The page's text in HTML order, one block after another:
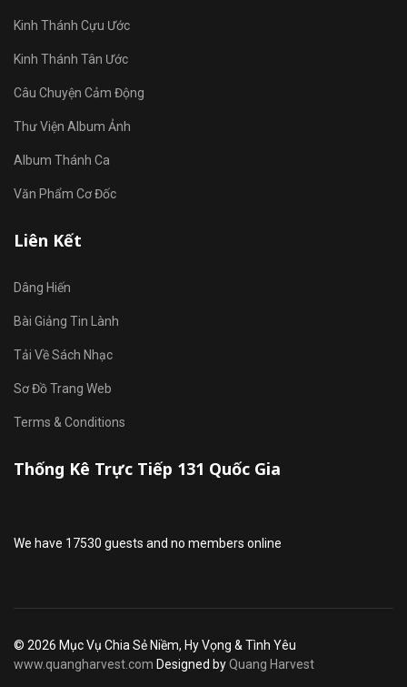
Kinh Thánh Cựu Ước
Kinh Thánh Tân Ước
Câu Chuyện Cảm Động
Thư Viện Album Ảnh
Album Thánh Ca
Văn Phẩm Cơ Đốc
Liên Kết
Dâng Hiến
Bài Giảng Tin Lành
Tải Về Sách Nhạc
Sơ Đồ Trang Web
Terms & Conditions
Thống Kê Trực Tiếp 131 Quốc Gia
We have 17530 guests and no members online
© 2026 Mục Vụ Chia Sẻ Niềm, Hy Vọng & Tình Yêu
www.quangharvest.com Designed byQuang Harvest